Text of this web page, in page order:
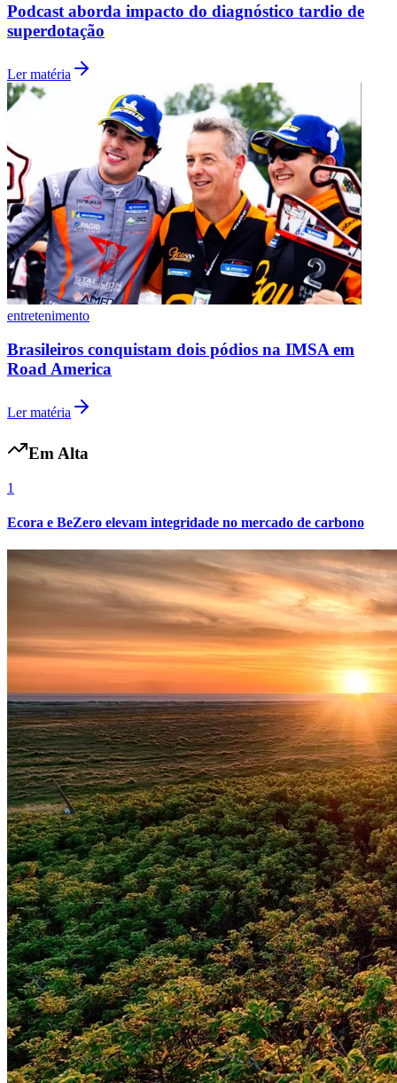
Bahia
Fortaleza
Podcast aborda impacto do diagnóstico tardio de
superdotação
Ler matéria
entretenimento
Brasileiros conquistam dois pódios na IMSA em
Road America
Ler matéria
Em Alta
1
Ecora e BeZero elevam integridade no mercado de carbono